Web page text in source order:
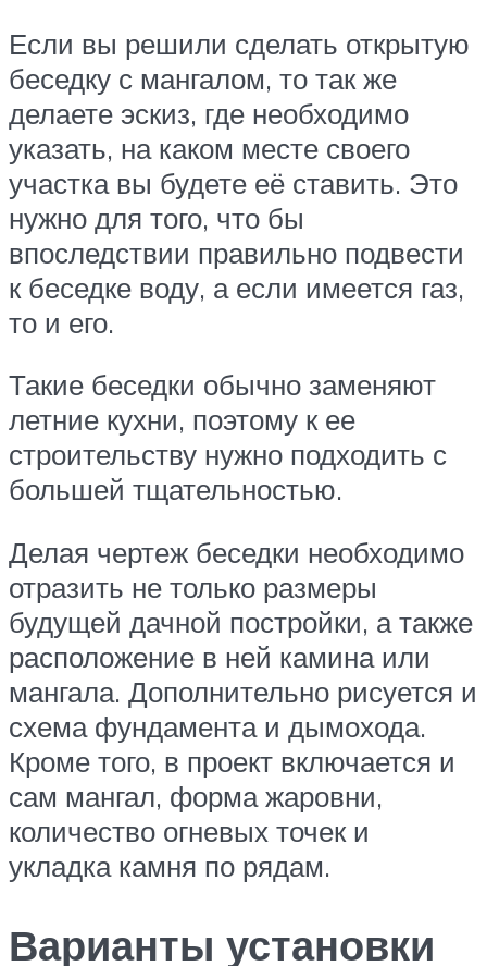
Если вы решили сделать открытую
беседку с мангалом, то так же
делаете эскиз, где необходимо
указать, на каком месте своего
участка вы будете её ставить. Это
нужно для того, что бы
впоследствии правильно подвести
к беседке воду, а если имеется газ,
то и его.
Такие беседки обычно заменяют
летние кухни, поэтому к ее
строительству нужно подходить с
большей тщательностью.
Делая чертеж беседки необходимо
отразить не только размеры
будущей дачной постройки, а также
расположение в ней камина или
мангала. Дополнительно рисуется и
схема фундамента и дымохода.
Кроме того, в проект включается и
сам мангал, форма жаровни,
количество огневых точек и
укладка камня по рядам.
Варианты установки